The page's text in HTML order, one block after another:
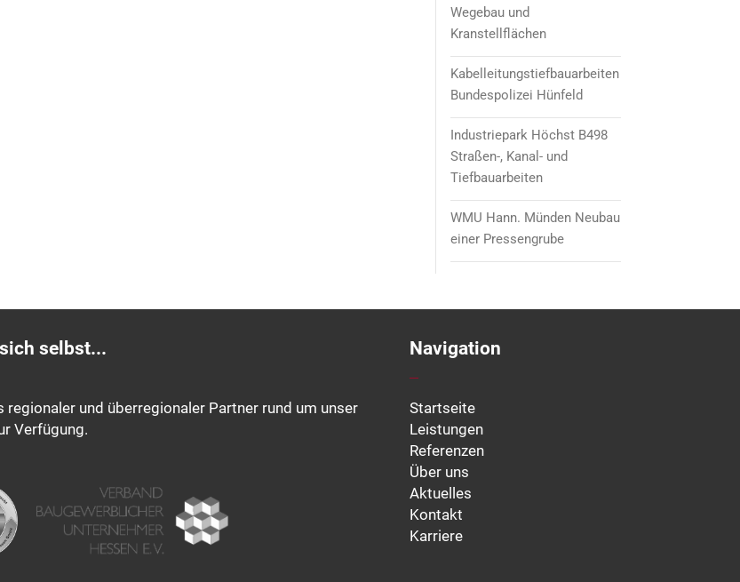
Wegebau und
Kranstellflächen
Kabelleitungstiefbauarbeiten
Bundespolizei Hünfeld
Industriepark Höchst B498
Straßen-, Kanal- und
Tiefbauarbeiten
WMU Hann. Münden Neubau
einer Pressengrube
selbst...
regionaler und überregionaler Partner rund um unser
Verfügung.
Navigation
Startseite
Leistungen
Referenzen
Über uns
Aktuelles
Kontakt
Karriere